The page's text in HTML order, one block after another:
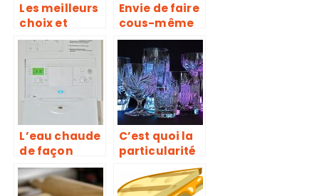
Les meilleurs
choix et
conseils sur
les
hygromètres
Envie de faire
cous-même
votre propre
bière ? Nous
avons ce qu’il
vous faut
L’eau chaude
de façon
automatique,
sans
C’est quoi la
particularité
du verre en
cristal ?